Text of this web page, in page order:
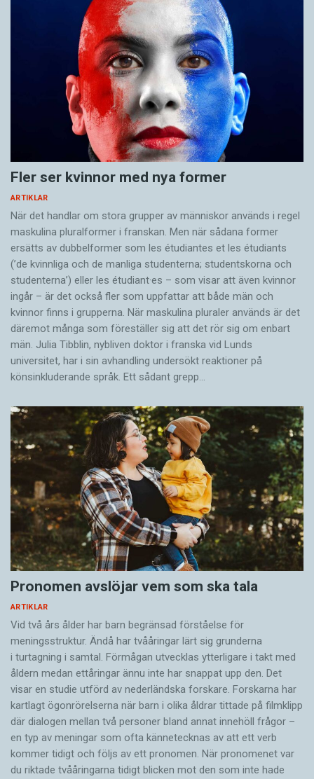
Fler ser kvinnor med nya former
ARTIKLAR
När det handlar om stora grupper av människor används i regel
maskulina pluralformer i franskan. Men när sådana ­former
ersätts av dubbel­former som les étudiantes et les étudiants
(’de kvinnliga och de manliga studenterna; studentskorna och
studenterna’) eller les étudiant·es – som visar att även kvinnor
ingår – är det också fler som uppfattar att både män och
kvinnor finns i grupperna. När maskulina pluraler används är det
där­emot många som föreställer sig att det rör sig om enbart
män. Julia Tibblin, nybliven doktor i franska vid Lunds
universitet, har i sin avhandling undersökt reaktioner på
könsinkluderande språk. Ett sådant grepp…
Pronomen avslöjar vem som ska tala
ARTIKLAR
Vid två års ålder har barn begränsad förståelse för
meningsstruktur. Ändå har tvååringar lärt sig grunderna
i turtagning i samtal. Förmågan utvecklas ytterligare i takt med
åldern medan ettåringar ännu inte har snappat upp den. Det
visar en studie utförd av nederländska forskare. Forskarna har
kartlagt ögonrörelserna när barn i olika åldrar tittade på filmklipp
där dialogen mellan två personer bland annat innehöll frågor –
en typ av meningar som ofta kännetecknas av att ett verb
kommer tidigt och följs av ett pronomen. När pronomenet var
du riktade tvååringarna tidigt blicken mot den som inte hade